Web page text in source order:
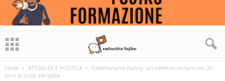
Home ATTUALITA' E POLITICA
Fumettomania Factory: un collettivo siciliano con 30
anni di strips alle spalle